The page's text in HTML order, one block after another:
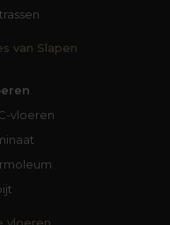
van Slapen
vloeren